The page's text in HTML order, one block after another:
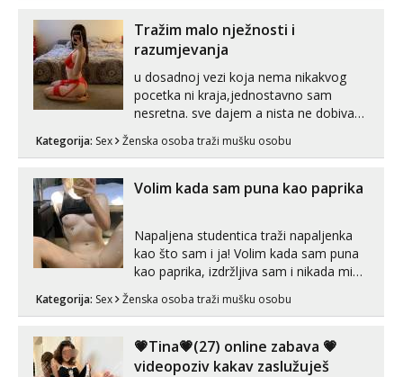
vjeruj mi, takve još nisi vidio. Uvijek sam
spremna za ONLOINE zabavu...
Tražim malo nježnosti i
razumjevanja
u dosadnoj vezi koja nema nikakvog
pocetka ni kraja,jednostavno sam
nesretna. sve dajem a nista ne dobivam
zadovoljiti moje potrebe,ne trazim puno
volim njezan seks i njezne poljupce po
tijelu koji me jako pale,obozavam kad
Kategorija: Sex Ženska osoba traži mušku osobu
Volim kada sam puna kao paprika
Napaljena studentica traži napaljenka
kao što sam i ja! Volim kada sam puna
kao paprika, izdržljiva sam i nikada mi
puta dnevno bilo kad i bilo gdje zato se
link ispod i nadji me tamo, cekam te!
Kategorija: Sex Ženska osoba traži mušku osobu
💗Tina💗(27) online zabava 💗
videopoziv kakav zaslužuješ